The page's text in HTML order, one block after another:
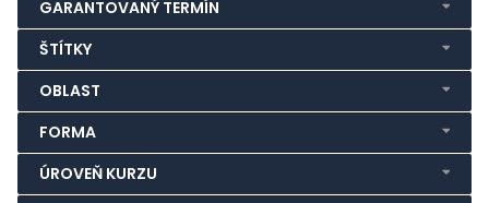
GARANTOVANÝ TERMÍN
ŠTÍTKY
OBLAST
FORMA
ÚROVEŇ KURZU